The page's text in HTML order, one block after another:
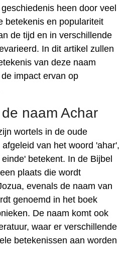
heen door veel
betekenis en populariteit
de tijd en in verschillende
In dit artikel zullen
van deze naam
impact ervan op
naam Achar
wortels in de oude
van het woord 'ahar',
betekent. In de Bijbel
plaats die wordt
evenals de naam van
genoemd in het boek
De naam komt ook
waar er verschillende
betekenissen aan worden